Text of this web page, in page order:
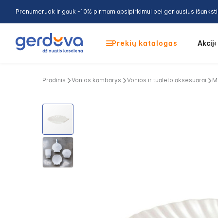
Prenumeruok ir gauk -10% pirmam apsipirkimui bei geriausius
Prekių katalogas Akcijos
Pradinis Vonios kambarys Vonios ir tualeto aksesuarai
Skip
end
of
the
images